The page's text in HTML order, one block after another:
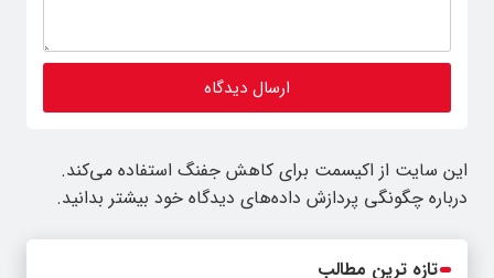
این سایت از اکیسمت برای کاهش جفنگ استفاده می‌کند.
درباره چگونگی پردازش داده‌های دیدگاه خود بیشتر بدانید.
تازه ترین مطالب